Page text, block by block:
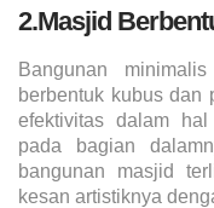
2.Masjid
Bangunan
berbentuk kubus dan
efektivitas dalam
pada bagian
bangunan masjid
kesan artistiknya